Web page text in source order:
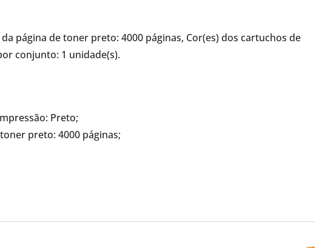
página de toner preto: 4000 páginas, Cor(es) dos cartuchos de
conjunto: 1 unidade(s).
Preto;
preto: 4000 páginas;